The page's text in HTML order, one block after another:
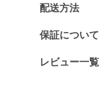
配送方法
保証について
レビュー一覧